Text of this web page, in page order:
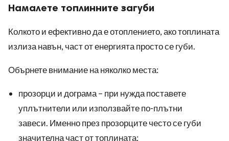
Намалете топлинните загуби
Колкото и ефективно да е отоплението, ако топлината
излиза навън, част от енергията просто се губи.
Обърнете внимание на няколко места:
прозорци и дограма – при нужда поставете
уплътнители или използвайте по-плътни
завеси. Именно през прозорците често се губи
значителна част от топлината;